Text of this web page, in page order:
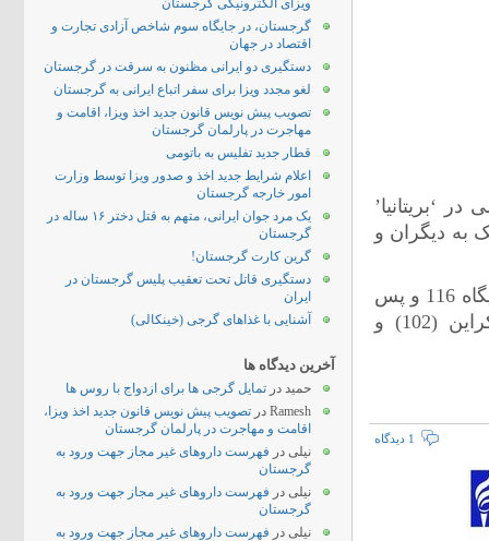
‘بریتانیا’
به دیگران و
بر اساس رتبه بندی بنیاد مذکور، گرجستان از میان 135 کشور، در جایگاه 116 و پس
از کشورهای همسایه اش از جمله جمهوری آذربایجان (69)، اوکراین (102) و
1 دیدگاه
ویزای الکترونیکی گرجستان
گرجستان، در جایگاه سوم شاخص آزادی تجارت و
اقتصاد در جهان
دستگیری دو ایرانی مظنون به سرقت در گرجستان
لغو مجدد ویزا برای سفر اتباع ایرانی به گرجستان
تصویب پیش نویس قانون جدید اخذ ویزا، اقامت و
مهاجرت در پارلمان گرجستان
قطار جدید تفلیس به باتومی
اعلام شرایط جدید اخذ و صدور ویزا توسط وزارت
امور خارجه گرجستان
یک مرد جوان ایرانی، متهم به قتل دختر ۱۶ ساله در
گرجستان
گرین کارت گرجستان!
دستگیری قاتل تحت تعقیب پلیس گرجستان در
ایران
آشنایی با غذاهای گرجی (خینکالی)
آخرین دیدگاه ها
حمید در تمایل گرجی ها برای ازدواج با روس ها
Ramesh در تصویب پیش نویس قانون جدید اخذ ویزا،
اقامت و مهاجرت در پارلمان گرجستان
نیلی در فهرست داروهای غیر مجاز جهت ورود به
گرجستان
نیلی در فهرست داروهای غیر مجاز جهت ورود به
گرجستان
نیلی در فهرست داروهای غیر مجاز جهت ورود به